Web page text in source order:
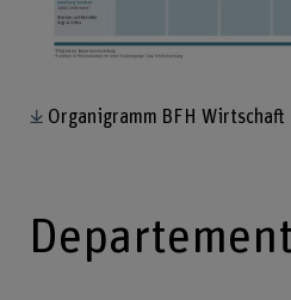
Organigramm BFH Wirtschaft